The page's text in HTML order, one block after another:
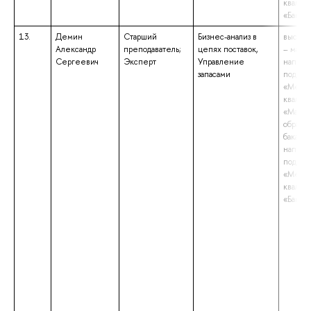
13.
Демин
Александр
Сергеевич
Старший
преподаватель;
Эксперт
Бизнес-анализ в
цепях поставок,
Управление
запасами
–